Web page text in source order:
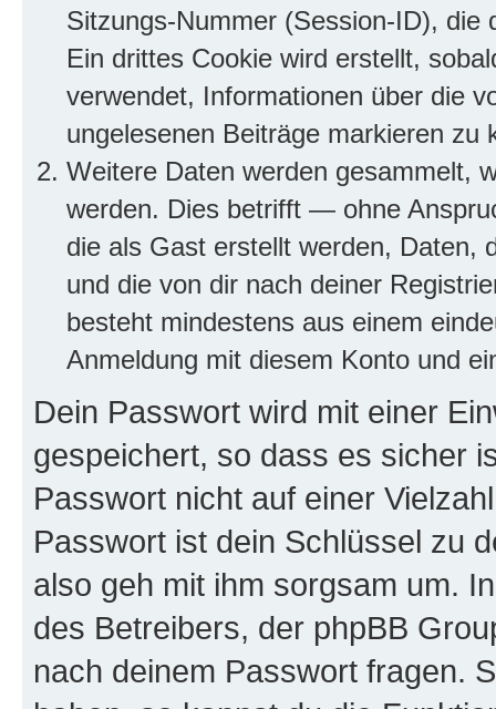
Sitzungs-Nummer (Session-ID), die
Ein drittes Cookie wird erstellt,
verwendet, Informationen über die
ungelesenen Beiträge markieren zu
Weitere Daten werden gesammelt,
werden. Dies betrifft — ohne
die als Gast erstellt werden, Daten,
und die von dir nach deiner
besteht mindestens aus einem
Anmeldung mit diesem Konto und
Dein Passwort wird mit einer
gespeichert, so dass es sicher
Passwort nicht auf einer
Passwort ist dein Schlüssel zu
also geh mit ihm sorgsam um.
des Betreibers, der phpBB
nach deinem Passwort fragen.